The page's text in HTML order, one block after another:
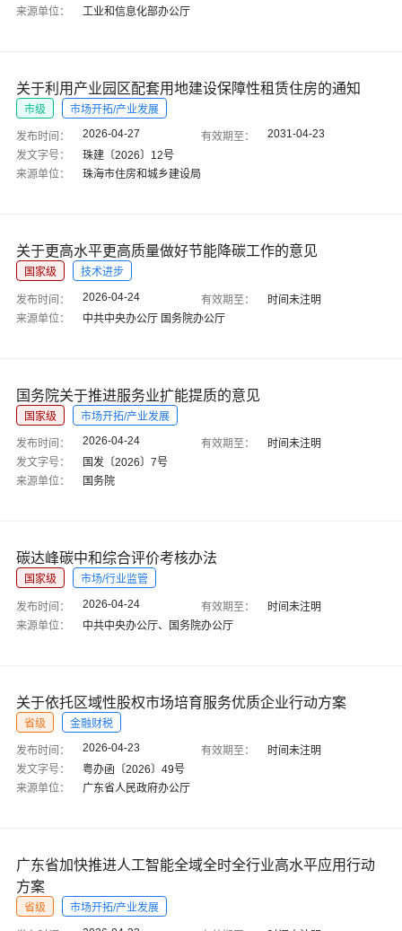
来源单位：
工业和信息化部办公厅
关于利用产业园区配套用地建设保障性租赁住房的通知
市级 市场开拓/产业发展
发布时间： 2026-04-27 有效期至：
2031-04-23
发文字号：
珠建〔2026〕12号
来源单位：
珠海市住房和城乡建设局
关于更高水平更高质量做好节能降碳工作的意见
国家级 技术进步
发布时间： 2026-04-24 有效期至：
时间未注明
来源单位：
中共中央办公厅 国务院办公厅
国务院关于推进服务业扩能提质的意见
国家级 市场开拓/产业发展
发布时间： 2026-04-24 有效期至：
时间未注明
发文字号：
国发〔2026〕7号
来源单位：
国务院
碳达峰碳中和综合评价考核办法
国家级 市场/行业监管
发布时间： 2026-04-24 有效期至：
时间未注明
来源单位：
中共中央办公厅、国务院办公厅
关于依托区域性股权市场培育服务优质企业行动方案
省级 金融财税
发布时间： 2026-04-23 有效期至：
时间未注明
发文字号：
粤办函〔2026〕49号
来源单位：
广东省人民政府办公厅
广东省加快推进人工智能全域全时全行业高水平应用行动
方案
省级 市场开拓/产业发展